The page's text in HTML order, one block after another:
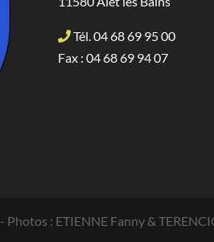
Tél. 04 68 69 95 00
Fax : 04 68 69 94 07
- Photos : ETIENNE Fanny &